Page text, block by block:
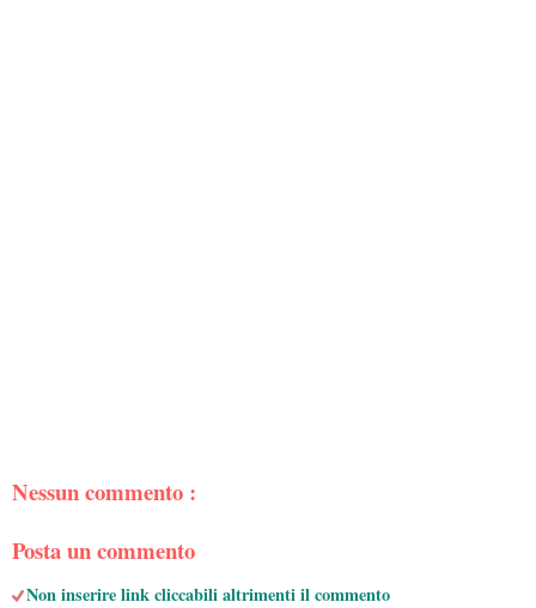
Nessun commento :
Posta un commento
Non inserire link cliccabili altrimenti il commento